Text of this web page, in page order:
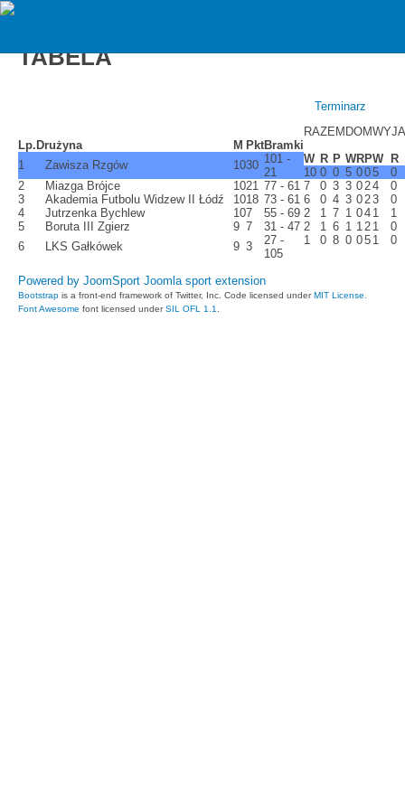
TABELA
Terminarz
RAZEM DOM
Lp. Drużyna M PktBramki
1
Zawisza Rzgów 1030 101 -
21
2
Miazga Brójce 1021 77 - 61
3
Akademia Futbolu Widzew II Łódź 1018 73 - 61
4
Jutrzenka Bychlew 107
55 - 69
5
Boruta III Zgierz 9 7
31 - 47
6
LKS Gałkówek 9 3
27 -
105
W R P
10 0 0
7
0 3
6
0 4
2
1
7
2
1
6
1
0 8
WRP
5 00
3 0 2
3 0 2
1 04
1 1 2
0 05
W
R
5
0
4
0
3
0
1
1
1
0
1
0
Powered by JoomSport Joomla sport extension
Bootstrap is a front-end framework of Twitter, Inc. Code licensed underMIT License.
Font Awesome font licensed underSIL OFL 1.1